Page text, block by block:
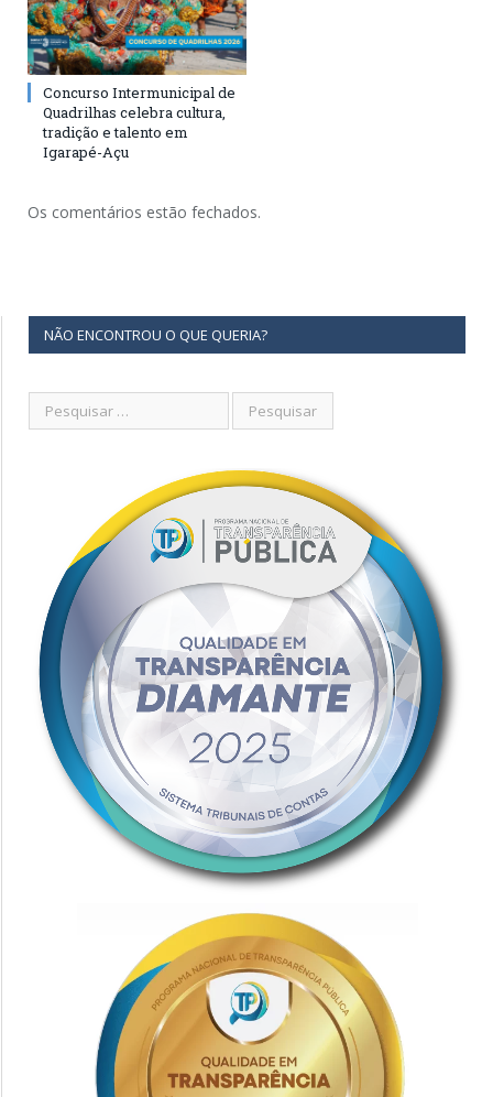
Concurso Intermunicipal de
Quadrilhas celebra cultura,
tradição e talento em
Igarapé-Açu
Os comentários estão fechados.
NÃO ENCONTROU O QUE QUERIA?